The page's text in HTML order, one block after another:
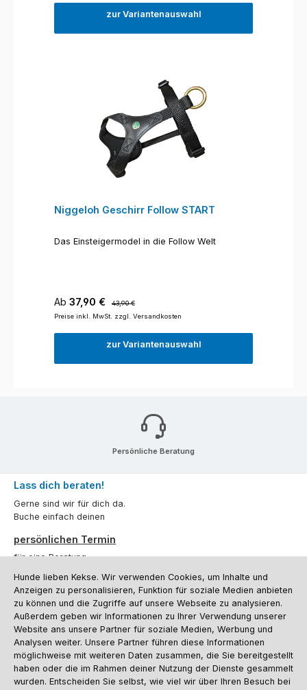
zur Variantenauswahl
Niggeloh Geschirr Follow START
Das Einsteigermodel in die Follow Welt
Verkaufspreis:
Ab 37,90 € Regulärer Preis:
43,90 €
Preise inkl. MwSt. zzgl. Versandkosten
zur Variantenauswahl
Persönliche Beratung
Lass dich beraten!
Gerne sind wir für dich da.
Buche einfach deinen
persönlichen Termin
für eine Beratung.
Oder über unserKontaktformular.
Vertrag widerrufen
Kundenservice
Informationen
Hunde lieben Kekse. Wir verwenden Cookies, um Inhalte und
Anzeigen zu personalisieren, Funktion für soziale Medien anbieten
zu können und die Zugriffe auf unsere Webseite zu analysieren.
Außerdem geben wir Informationen zu Ihrer Verwendung unserer
Website ans unsere Partner für soziale Medien, Werbung und
Analysen weiter. Unsere Partner führen diese Informationen
möglichweise mit weiteren Daten zusammen, die Sie bereitgestellt
haben oder die im Rahmen deiner Nutzung der Dienste gesammelt
wurden. Entscheiden Sie selbst, wie viel wir über Ihren Besuch bei